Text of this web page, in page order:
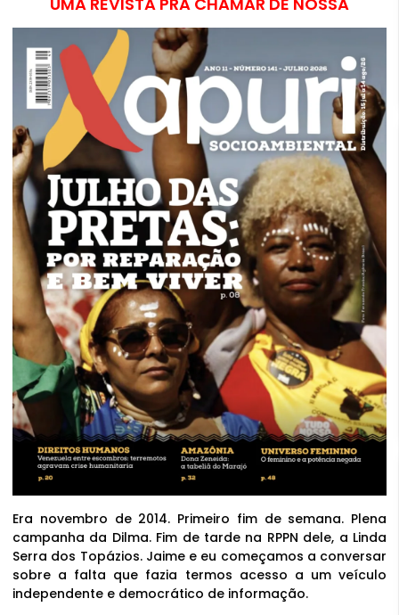
Era novembro de 2014. Primeiro fim de semana. Plena
campanha da Dilma. Fim de tarde na RPPN dele, a Linda
Serra dos Topázios. Jaime e eu começamos a conversar
sobre a falta que fazia termos acesso a um veículo
independente e democrático de informação.